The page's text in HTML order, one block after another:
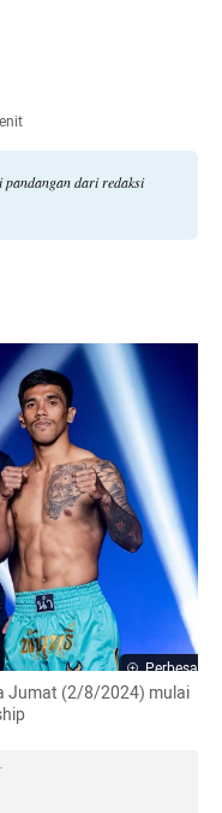
dari redaksi
Perbesar
Jumat (2/8/2024) mulai